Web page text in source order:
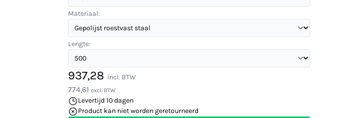
Materiaal:
Lengte:
937,28 incl. BTW
774,61 excl. BTW
Levertijd 10 dagen
Product kan niet worden geretourneerd